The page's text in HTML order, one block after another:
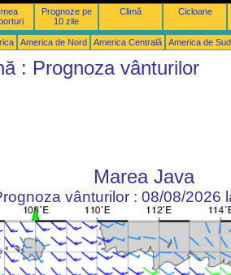
Prognoze pe
10 zile
Climă Cicloane
America de Nord America Centrală America de Sud
: Prognoza vânturilor
Marea Java
vânturilor : 08/08/2026